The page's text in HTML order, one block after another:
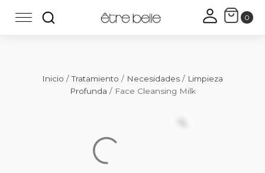
Inicio /Tratamiento / Necesidades / Limpieza
Profunda / Face Cleansing Milk